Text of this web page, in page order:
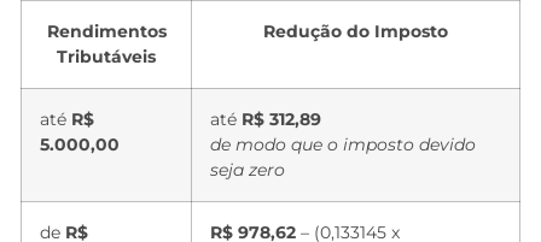
Rendimentos
Tributáveis
Redução do Imposto
até R$
5.000,00
até R$ 312,89
de modo que o imposto devido
seja zero
de R$
R$ 978,62 – (0,133145 x